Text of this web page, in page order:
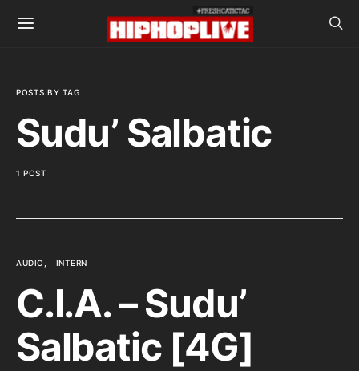
POSTS BY TAG
Sudu’ Salbatic
1 POST
AUDIO INTERN
C.I.A. – Sudu’
Salbatic [4G]